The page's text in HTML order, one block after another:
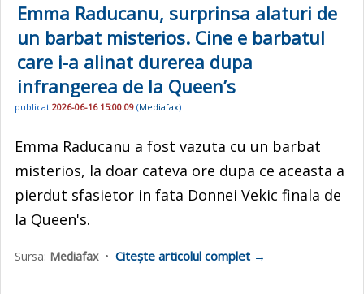
Emma Raducanu, surprinsa alaturi de
un barbat misterios. Cine e barbatul
care i-a alinat durerea dupa
infrangerea de la Queen’s
publicat 2026-06-16 15:00:09 (Mediafax)
Emma Raducanu a fost vazuta cu un barbat
misterios, la doar cateva ore dupa ce aceasta a
pierdut sfasietor in fata Donnei Vekic finala de
la Queen's.
Sursa: Mediafax• Citește articolul complet →